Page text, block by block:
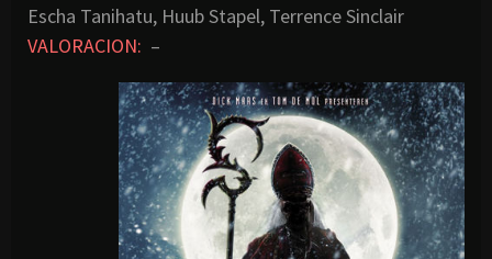
Escha Tanihatu, Huub Stapel, Terrence Sinclair
VALORACION: –